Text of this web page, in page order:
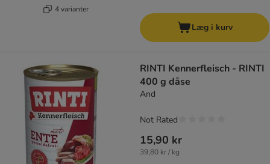
4 varianter
Læg i kurv
RINTI Kennerfleisch - RINTI
400 g dåse
And
15,90 kr
39,80 kr / kg
Not Rated